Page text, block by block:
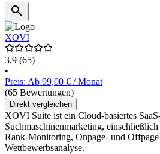
XOVI
3,9 (65)
•
Preis: Ab 99,00 € / Monat
(65 Bewertungen)
Direkt vergleichen
XOVI Suite ist ein Cloud-basiertes
Suchmaschinenmarketing,
Rank-Monitoring, Onpage- und
Wettbewerbsanalyse.